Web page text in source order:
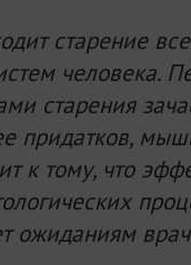
старение
человека.
старения
придатков,
к тому, что
ожиданиям